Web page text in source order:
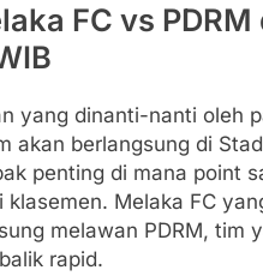
FC vs
yang dinanti-nanti oleh
akan berlangsung di
penting di mana point
klasemen. Melaka FC
melawan PDRM, tim
rapid.